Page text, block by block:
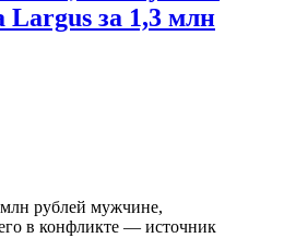
Largus за 1,3 млн
рублей мужчине,
в конфликте — источник